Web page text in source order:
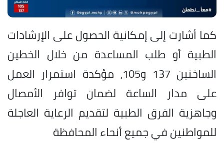
كما أشارت إلى إمكانية الحصول على الإرشادات
الطبية أو طلب المساعدة من خلال الخطين
الساخنين 137 و105، مؤكدة استمرار العمل
على مدار الساعة لضمان توافر الأمصال
وجاهزية الفرق الطبية لتقديم الرعاية العاجلة
للمواطنين في جميع أنحاء المحافظة